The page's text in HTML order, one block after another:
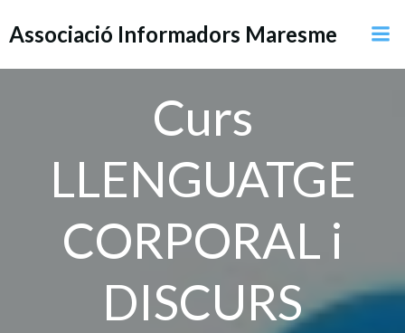
al
Associació Informadors Maresme
Curs
LLENGUATGE
CORPORAL i
DISCURS